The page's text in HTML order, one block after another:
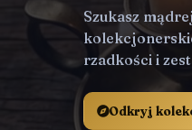
Szukasz
rzadkości i
Odkryj